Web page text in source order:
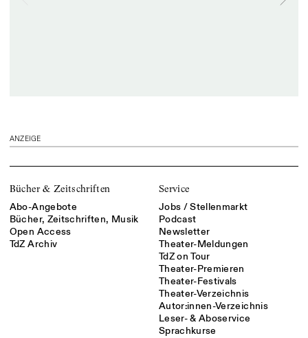
ANZEIGE
Bücher & Zeitschriften
Abo-Angebote
Bücher, Zeitschriften, Musik
Open Access
TdZ Archiv
Service
Jobs / Stellenmarkt
Podcast
Newsletter
Theater-Meldungen
TdZ on Tour
Theater-Premieren
Theater-Festivals
Theater-Verzeichnis
Autor:innen-Verzeichnis
Leser- & Aboservice
Sprachkurse